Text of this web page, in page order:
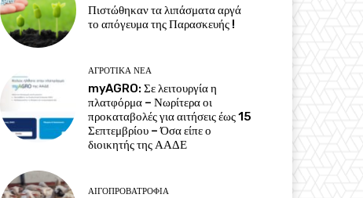
Πιστώθηκαν τα λιπάσματα αργά
το απόγευμα της Παρασκευής !
ΑΓΡΟΤΙΚΆ ΝΈΑ
myAGRO: Σε λειτουργία η
πλατφόρμα – Νωρίτερα οι
προκαταβολές για αιτήσεις έως 15
Σεπτεμβρίου – Όσα είπε ο
διοικητής της ΑΑΔΕ
ΑΙΓΟΠΡΟΒΑΤΡΟΦΊΑ